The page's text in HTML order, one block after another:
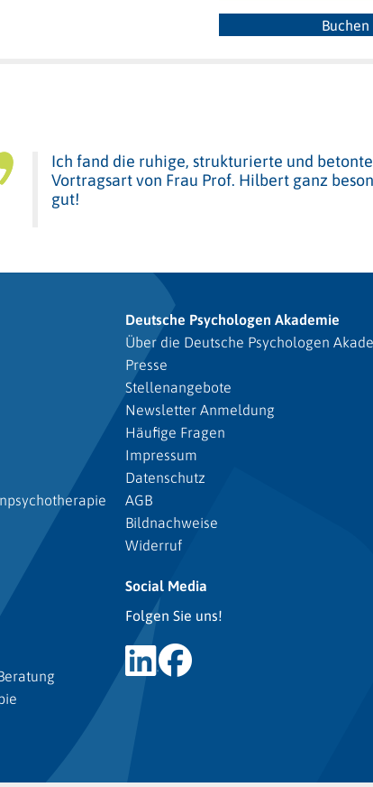
Buchen
Ich fand die ruhige, strukturierte und betonte
Vortragsart von Frau Prof. Hilbert ganz
gut!
Deutsche Psychologen Akademie
Über die Deutsche Psychologen
Presse
Stellenangebote
Newsletter Anmeldung
Häufige Fragen
Impressum
Datenschutz
AGB
Bildnachweise
Widerruf
Social Media
Folgen Sie uns!